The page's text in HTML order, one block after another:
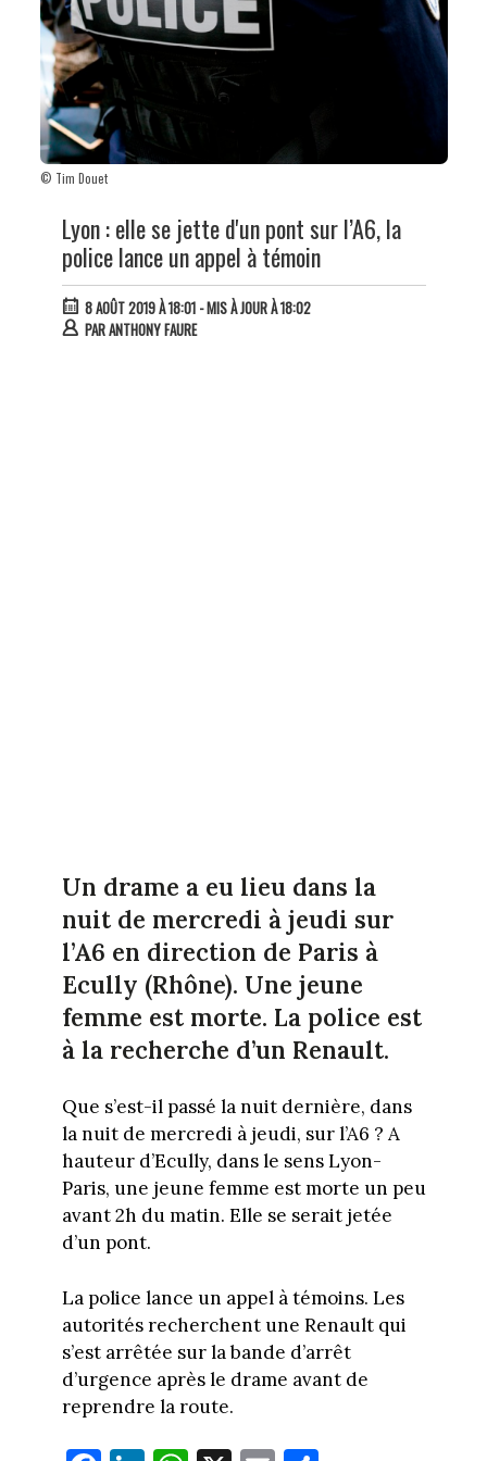
© Tim Douet
Lyon : elle se jette d'un pont sur l’A6, la
police lance un appel à témoin
8 AOÛT 2019 À 18:01- MIS À JOUR À 18:02
PARANTHONY FAURE
Un drame a eu lieu dans la
nuit de mercredi à jeudi sur
l’A6 en direction de Paris à
Ecully (Rhône). Une jeune
femme est morte. La police est
à la recherche d’un Renault.
Que s’est-il passé la nuit dernière, dans
la nuit de mercredi à jeudi, sur l’A6 ? A
hauteur d’Ecully, dans le sens Lyon-
Paris, une jeune femme est morte un peu
avant 2h du matin. Elle se serait jetée
d’un pont.
La police lance un appel à témoins. Les
autorités recherchent une Renault qui
s’est arrêtée sur la bande d’arrêt
d’urgence après le drame avant de
reprendre la route.